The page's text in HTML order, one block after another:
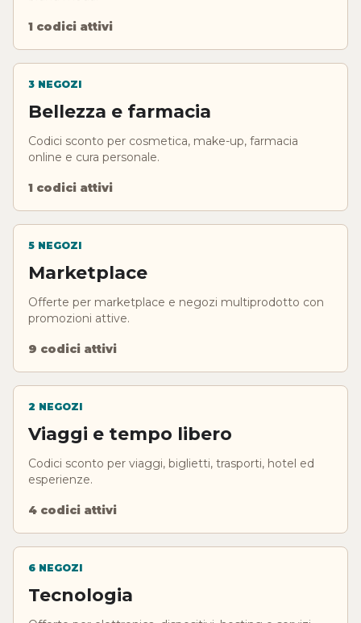
1 codici attivi
3 NEGOZI
Bellezza e farmacia
Codici sconto per cosmetica, make-up, farmacia
online e cura personale.
1 codici attivi
5 NEGOZI
Marketplace
Offerte per marketplace e negozi multiprodotto con
promozioni attive.
9 codici attivi
2 NEGOZI
Viaggi e tempo libero
Codici sconto per viaggi, biglietti, trasporti, hotel ed
esperienze.
4 codici attivi
6 NEGOZI
Tecnologia